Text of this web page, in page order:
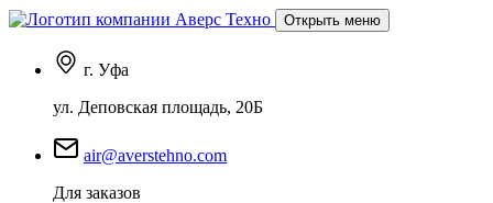
Открыть меню
г. Уфа
ул. Деповская площадь, 20Б
air@averstehno.com
Для заказов